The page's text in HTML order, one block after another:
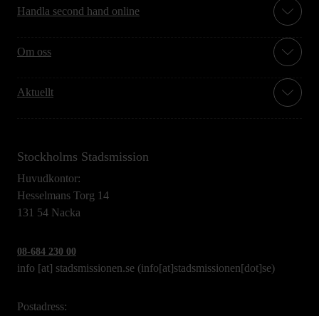
Handla second hand online
Om oss
Aktuellt
Stockholms Stadsmission
Huvudkontor:
Hesselmans Torg 14
131 54 Nacka
08-684 230 00
info [at] stadsmissionen.se (info[at]stadsmissionen[dot]se)
Postadress: